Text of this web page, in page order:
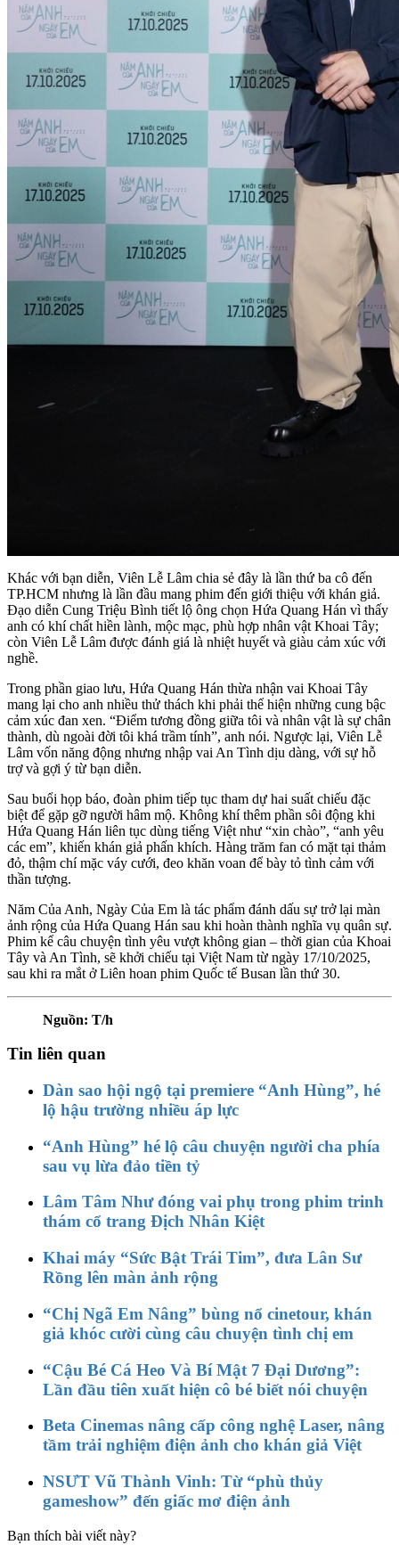
Khác với bạn diễn, Viên Lễ Lâm chia sẻ đây là lần thứ ba cô đến
TP.HCM nhưng là lần đầu mang phim đến giới thiệu với khán giả.
Đạo diễn Cung Triệu Bình tiết lộ ông chọn Hứa Quang Hán vì thấy
anh có khí chất hiền lành, mộc mạc, phù hợp nhân vật Khoai Tây;
còn Viên Lễ Lâm được đánh giá là nhiệt huyết và giàu cảm xúc với
nghề.
Trong phần giao lưu, Hứa Quang Hán thừa nhận vai Khoai Tây
mang lại cho anh nhiều thử thách khi phải thể hiện những cung bậc
cảm xúc đan xen. “Điểm tương đồng giữa tôi và nhân vật là sự chân
thành, dù ngoài đời tôi khá trầm tính”, anh nói. Ngược lại, Viên Lễ
Lâm vốn năng động nhưng nhập vai An Tình dịu dàng, với sự hỗ
trợ và gợi ý từ bạn diễn.
Sau buổi họp báo, đoàn phim tiếp tục tham dự hai suất chiếu đặc
biệt để gặp gỡ người hâm mộ. Không khí thêm phần sôi động khi
Hứa Quang Hán liên tục dùng tiếng Việt như “xin chào”, “anh yêu
các em”, khiến khán giả phấn khích. Hàng trăm fan có mặt tại thảm
đỏ, thậm chí mặc váy cưới, đeo khăn voan để bày tỏ tình cảm với
thần tượng.
Năm Của Anh, Ngày Của Em là tác phẩm đánh dấu sự trở lại màn
ảnh rộng của Hứa Quang Hán sau khi hoàn thành nghĩa vụ quân sự.
Phim kể câu chuyện tình yêu vượt không gian – thời gian của Khoai
Tây và An Tình, sẽ khởi chiếu tại Việt Nam từ ngày 17/10/2025,
sau khi ra mắt ở Liên hoan phim Quốc tế Busan lần thứ 30.
Nguồn: T/h
Tin liên quan
Dàn sao hội ngộ tại premiere “Anh Hùng”, hé
lộ hậu trường nhiều áp lực
“Anh Hùng” hé lộ câu chuyện người cha phía
sau vụ lừa đảo tiền tỷ
Lâm Tâm Như đóng vai phụ trong phim trinh
thám cổ trang Địch Nhân Kiệt
Khai máy “Sức Bật Trái Tim”, đưa Lân Sư
Rồng lên màn ảnh rộng
“Chị Ngã Em Nâng” bùng nổ cinetour, khán
giả khóc cười cùng câu chuyện tình chị em
“Cậu Bé Cá Heo Và Bí Mật 7 Đại Dương”:
Lần đầu tiên xuất hiện cô bé biết nói chuyện
Beta Cinemas nâng cấp công nghệ Laser, nâng
tầm trải nghiệm điện ảnh cho khán giả Việt
NSƯT Vũ Thành Vinh: Từ “phù thủy
gameshow” đến giấc mơ điện ảnh
Bạn thích bài viết này?